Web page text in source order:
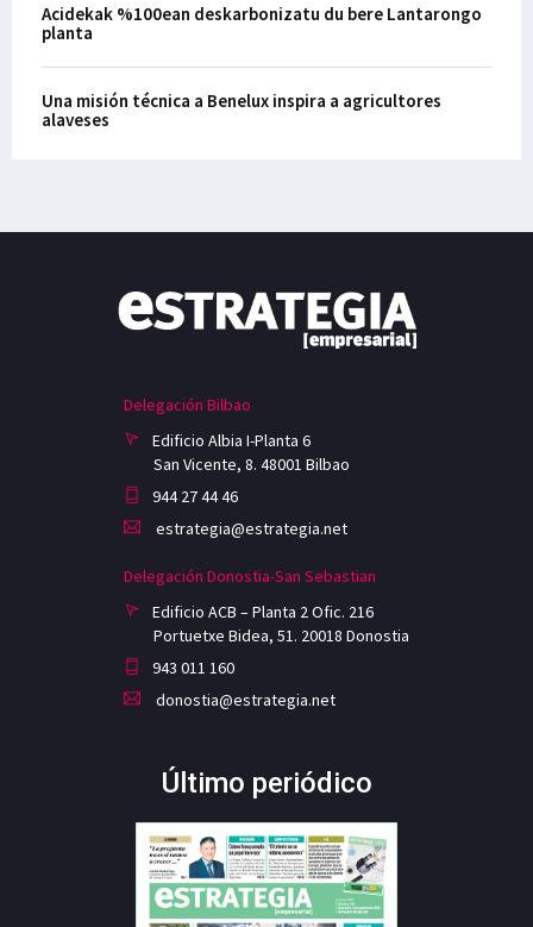
Acidekak %100ean deskarbonizatu du bere Lantarongo
planta
Una misión técnica a Benelux inspira a agricultores
alaveses
Delegación Bilbao
Edificio Albia I-Planta 6
San Vicente, 8. 48001 Bilbao
944 27 44 46
estrategia@estrategia.net
Delegación Donostia-San Sebastian
Edificio ACB – Planta 2 Ofic. 216
Portuetxe Bidea, 51. 20018 Donostia
943 011 160
donostia@estrategia.net
Último periódico